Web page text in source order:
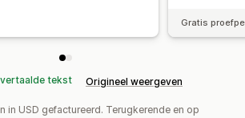
Gratis
tekst Origineel weergeven
in USD gefactureerd. Terugkerende en op